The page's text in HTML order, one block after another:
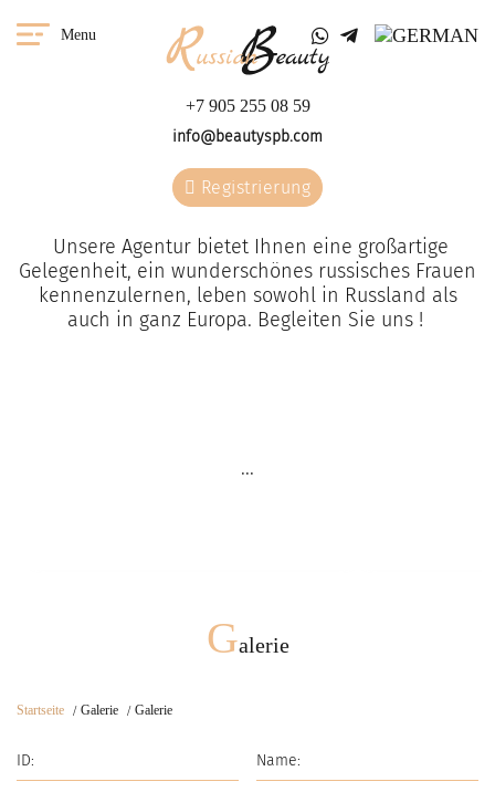
Menu
+7 905 255 08 59
info@beautyspb.com
Registrierung
Unsere Agentur bietet Ihnen eine großartige
Gelegenheit, ein wunderschönes russisches Frauen
kennenzulernen, leben sowohl in Russland als
auch in ganz Europa. Begleiten Sie uns !
...
Galerie
Startseite Galerie Galerie